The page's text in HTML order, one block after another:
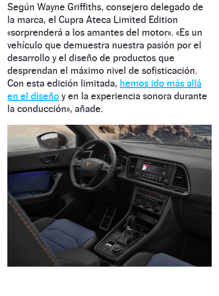
Según Wayne Griffiths, consejero delegado de
la marca, el Cupra Ateca Limited Edition
«sorprenderá a los amantes del motor». «Es un
vehículo que demuestra nuestra pasión por el
desarrollo y el diseño de productos que
desprendan el máximo nivel de sofisticación.
Con esta edición limitada, hemos ido más allá
en el diseño y en la experiencia sonora durante
la conducción», añade.